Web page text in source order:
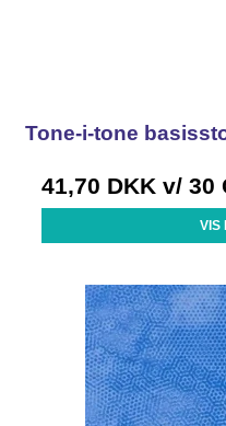
Tone-i-tone
41,70 DKK v/ 30
VIS